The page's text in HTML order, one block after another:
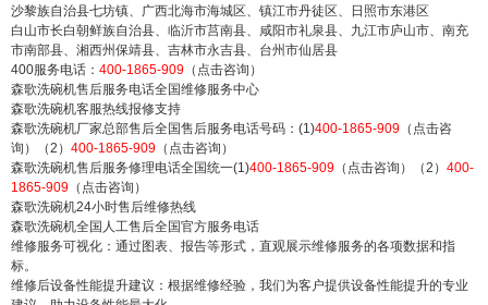
沙黎族自治县七坊镇、广西北海市海城区、镇江市丹徒区、日照市东港区
白山市长白朝鲜族自治县、临沂市莒南县、咸阳市礼泉县、九江市庐山市、南充
市南部县、湘西州保靖县、吉林市永吉县、台州市仙居县
400服务电话： 400-1865-909 （点击咨询）
森歌洗碗机售后服务电话全国维修服务中心
森歌洗碗机客服热线报修支持
森歌洗碗机厂家总部售后全国售后服务电话号码：(1)400-1865-909 （点击咨
询）（2） 400-1865-909 （点击咨询）
森歌洗碗机售后服务修理电话全国统一(1)400-1865-909 （点击咨询）（2） 400-
1865-909 （点击咨询）
森歌洗碗机24小时售后维修热线
森歌洗碗机全国人工售后全国官方服务电话
维修服务可视化：通过图表、报告等形式，直观展示维修服务的各项数据和指
标。
维修后设备性能提升建议：根据维修经验，我们为客户提供设备性能提升的专业